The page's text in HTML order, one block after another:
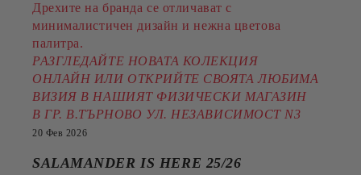
Дрехите на бранда се отличават с
минималистичен дизайн и нежна цветова
палитра.
РАЗГЛЕДАЙТЕ НОВАТА КОЛЕКЦИЯ
ОНЛАЙН ИЛИ ОТКРИЙТЕ СВОЯТА ЛЮБИМА
ВИЗИЯ В НАШИЯТ ФИЗИЧЕСКИ МАГАЗИН
В ГР. В.ТЪРНОВО УЛ. НЕЗАВИСИМОСТ N3
20 Фев 2026
SALAMANDER IS HERE 25/26